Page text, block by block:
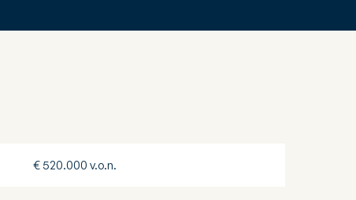
€ 520.000 v.o.n.